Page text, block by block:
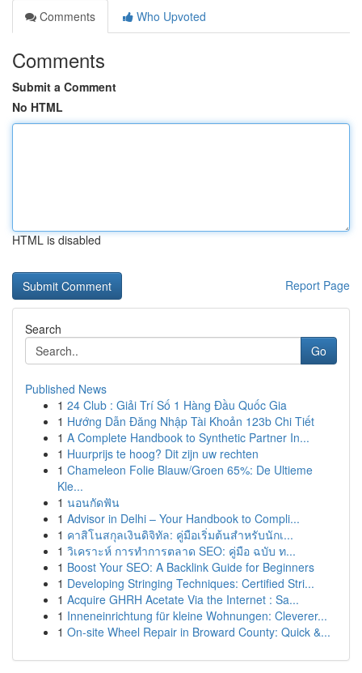
Comments
Who Upvoted
Comments
Submit a Comment
No HTML
HTML is disabled
Report Page
Search
Go
Published News
1 24 Club : Giải Trí Số 1 Hàng Đầu Quốc Gia
1 Hướng Dẫn Đăng Nhập Tài Khoản 123b Chi Tiết
1 A Complete Handbook to Synthetic Partner In...
1 Huurprijs te hoog? Dit zijn uw rechten
1 Chameleon Folie Blauw/Groen 65%: De Ultieme
Kle...
1 นอนกัดฟัน
1 Advisor in Delhi – Your Handbook to Compli...
1 คาสิโนสกุลเงินดิจิทัล: คู่มือเริ่มต้นสำหรับนักเ...
1 วิเคราะห์ การทำการตลาด SEO: คู่มือ ฉบับ ท...
1 Boost Your SEO: A Backlink Guide for Beginners
1 Developing Stringing Techniques: Certified Stri...
1 Acquire GHRH Acetate Via the Internet : Sa...
1 Inneneinrichtung für kleine Wohnungen: Cleverer...
1 On-site Wheel Repair in Broward County: Quick &...